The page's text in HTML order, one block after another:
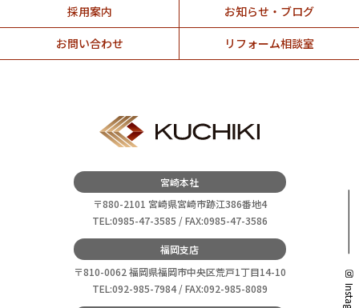
採用案内
お知らせ・ブログ
お問い合わせ
リフォーム相談室
宮崎本社
〒880-2101 宮崎県宮崎市跡江386番地4
TEL:0985-47-3585 / FAX:0985-47-3586
福岡支店
〒810-0062 福岡県福岡市中央区荒戸1丁目14-10
TEL:092-985-7984 / FAX:092-985-8089